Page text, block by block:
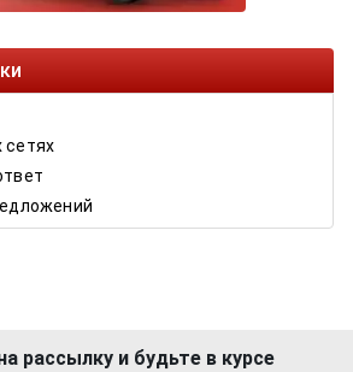
сетях
рассылку и будьте в курсе